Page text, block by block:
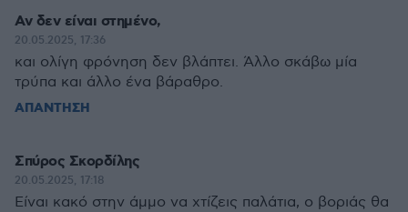
Αν δεν είναι στημένο,
20.05.2025, 17:36
και ολίγη φρόνηση δεν βλάπτει. Άλλο σκάβω μία
τρύπα και άλλο ένα βάραθρο.
ΑΠΑΝΤΗΣΗ
Σπύρος Σκορδίλης
20.05.2025, 17:18
Είναι κακό στην άμμο να χτίζεις παλάτια, ο βοριάς θα